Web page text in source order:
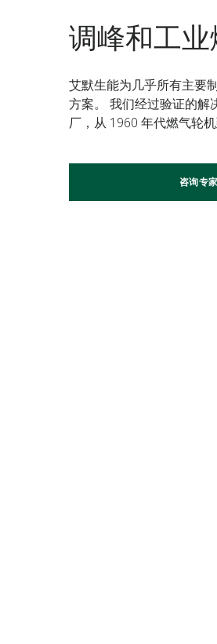
调峰和工
艾默生能为几乎所有主要
方案。 我们经过验证的解
厂，从 1960 年代燃气轮
咨询专家